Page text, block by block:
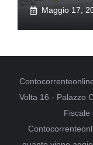
Maggio 17,
Volta 16 - Palazzo
Fiscale